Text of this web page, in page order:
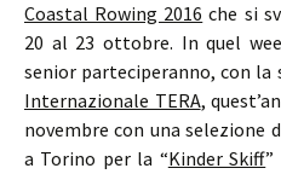
Coastal Rowing 2016 che si
20 al 23 ottobre. In quel
senior parteciperanno, con la
Internazionale TERA,
novembre con una selezione
a Torino per la “Kinder Skiff”